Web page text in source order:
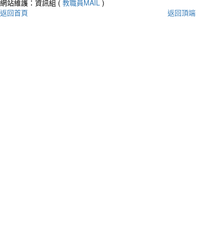
網站維護：資訊組 ( 教職員MAIL )
返回首頁
返回頂端